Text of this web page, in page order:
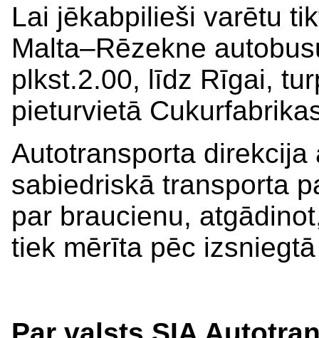
Lai jēkabpilieši varētu
Malta–Rēzekne
plkst.2.00, līdz Rīgai,
pieturvietā
Autotransporta
sabiedriskā transporta
par braucienu,
tiek mērīta pēc